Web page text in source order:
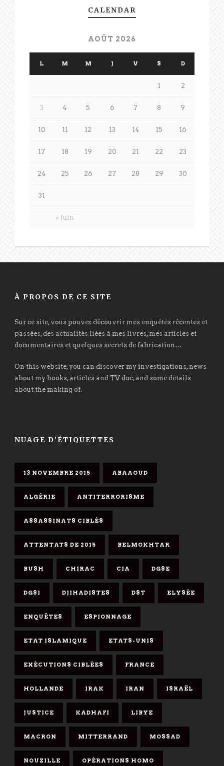
CALENDAR
AOÛT 2026
L M M J V S D
« Juin
1 2
3 4 5 6 7 8 9
10 11 12 13 14 15 16
17 18 19 20 21 22 23
24 25 26 27 28 29 30
31
À PROPOS DE CE SITE
Sur ce site, vous pouvez découvrir mes enquêtes récentes et
passées, des actualités liées à mes livres, mes articles et
documentaires et quelques secrets de fabrication…
On this website, you can discover my investigations, news
about my books, articles and TV doc, and some details
about the making of.
NUAGE D’ÉTIQUETTES
13 NOVEMBRE 2015 ABAAOUD
ALGÉRIE ANTITERRORISME
ASSASSINATS CIBLÉS
ATTENTATS DE 2015 BELMOKHTAR
BUSH CHIRAC CIA DGSE
DGSI DJIHADISTES DST ELYSÉE
ENQUÊTES ESPIONNAGE
ETAT ISLAMIQUE ETATS-UNIS
EXÉCUTIONS CIBLÉES FRANCE
HOLLANDE IRAK IRAN ISRAËL
JUSTICE KADHAFI LIBYE
MACRON MITTERRAND MOSSAD
NOUZILLE OPÉRATIONS HOMO